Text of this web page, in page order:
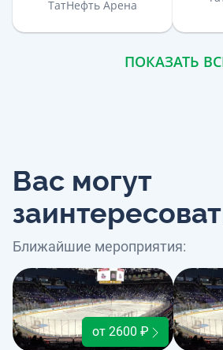
ТатНефть Арена
ПОКАЗАТЬ
Вас могут
Ближайшие мероприятия:
от 2600 ₽